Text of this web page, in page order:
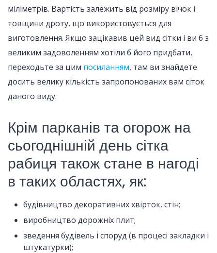
міліметрів. Вартість залежить від розміру вічок і
товщини дроту, що використовується для
виготовлення. Якщо зацікавив цей вид сітки і ви б з
великим задоволенням хотіли б його придбати,
переходьте за цим посиланням, там ви знайдете
досить велику кількість запропонованих вам сіток
даного виду.
Крім парканів та огорож на
сьогоднішній день сітка
рабиця також стане в нагоді
в таких областях, як:
будівництво декоративних хвірток, стін;
виробництво дорожніх плит;
зведення будівель і споруд (в процесі закладки і
штукатурки);